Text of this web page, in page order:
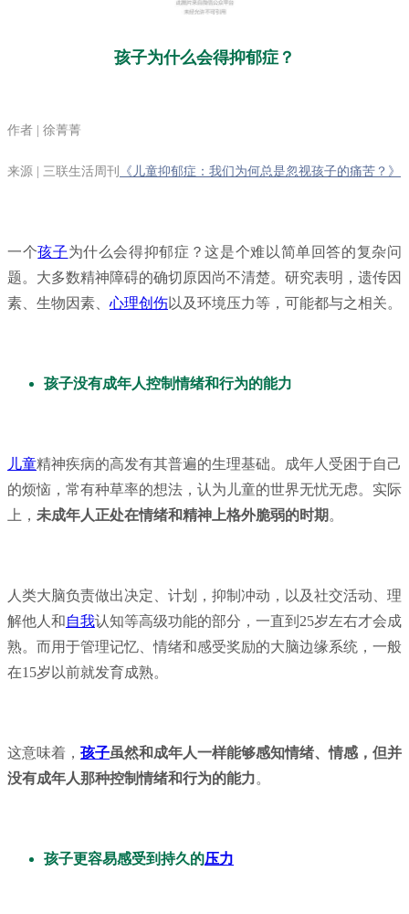
孩子为什么会得抑郁症？
作者 | 徐菁菁
来源 | 三联生活周刊 《儿童抑郁症：我们为何总是忽视孩子的痛苦？》
一个孩子为什么会得抑郁症？这是个难以简单回答的复杂问
题。大多数精神障碍的确切原因尚不清楚。研究表明，遗传因
素、生物因素、 心理创伤以及环境压力等，可能都与之相关。
孩子没有成年人控制情绪和行为的能力
儿童精神疾病的高发有其普遍的生理基础。成年人受困于自己
的烦恼，常有种草率的想法，认为儿童的世界无忧无虑。实际
上， 未成年人正处在情绪和精神上格外脆弱的时期。
人类大脑负责做出决定、计划，抑制冲动，以及社交活动、理
解他人和自我认知等高级功能的部分，一直到25岁左右才会成
熟。而用于管理记忆、情绪和感受奖励的大脑边缘系统，一般
在15岁以前就发育成熟。
这意味着， 孩子虽然和成年人一样能够感知情绪、情感，但并
没有成年人那种控制情绪和行为的能力。
孩子更容易感受到持久的压力